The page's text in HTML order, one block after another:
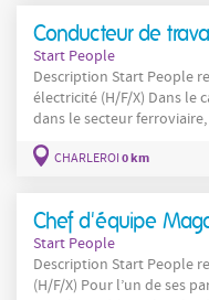
Conducteur de
Start People
Description Start People recherche un Conducteur de travaux en
électricité (H/F/X) Dans le cadre de l’expansion de ses activités
dans le secteur
Conducteur(trice) de
Charleroi. Vous jouez un rôle clé dans la gestion complète des
CHARLEROI 0 km
Chef d'équipe
Start People
Description Start People recherche un Chef d’équipe Magasin
(H/F/X) Pour l’un de ses partenaires en pleine croissance, Start